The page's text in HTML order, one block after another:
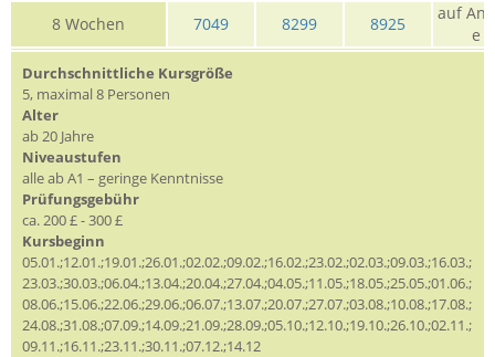
8 Wochen
7049 8299 8925
auf
e
Durchschnittliche Kursgröße
5, maximal 8 Personen
Alter
ab 20 Jahre
Niveaustufen
alle ab A1 – geringe Kenntnisse
Prüfungsgebühr
ca. 200 £ - 300 £
Kursbeginn
05.01.;12.01.;19.01.;26.01.;02.02.;09.02.;16.02.;23.02.;02.03.;09.03.;16.03.;
23.03.;30.03.;06.04.;13.04.;20.04.;27.04.;04.05.;11.05.;18.05.;25.05.;01.06.;
08.06.;15.06.;22.06.;29.06.;06.07.;13.07.;20.07.;27.07.;03.08.;10.08.;17.08.;
24.08.;31.08.;07.09.;14.09.;21.09.;28.09.;05.10.;12.10.;19.10.;26.10.;02.11.;
09.11.;16.11.;23.11.;30.11.;07.12.;14.12